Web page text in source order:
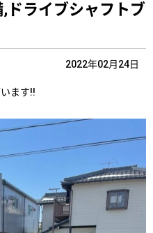
ドライブシャフトブ
2022年02月24日
ます!!